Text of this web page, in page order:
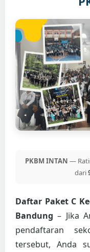
PKBM INTAN —
dari
Daftar Paket C
Bandung – Jika
pendaftaran
tersebut, Anda